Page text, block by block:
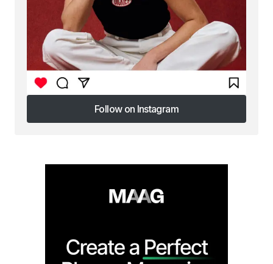
Follow on Instagram
Follow on Instagram